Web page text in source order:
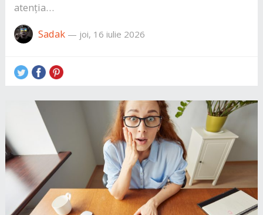
atenția…
Sadak— joi, 16 iulie 2026